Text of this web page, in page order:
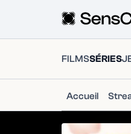
FILMSSÉRIES
Accueil